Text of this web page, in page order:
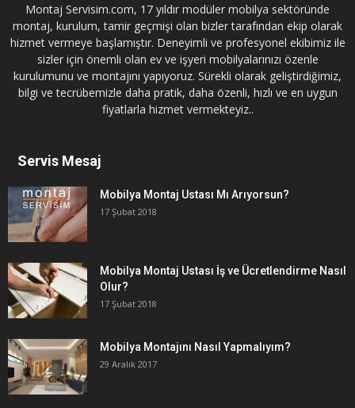
Montaj Servisim.com, 17 yıldır modüler mobilya sektöründe
montaj, kurulum, tamir geçmişi olan bizler tarafından ekip olarak
hizmet vermeye başlamıştır. Deneyimli ve profesyonel ekibimiz ile
sizler için önemli olan ev ve işyeri mobilyalarınızı özenle
kurulumunu ve montajını yapıyoruz. Sürekli olarak geliştirdiğimiz,
bilgi ve tecrübemizle daha pratik, daha özenli, hızlı ve en uygun
fiyatlarla hizmet vermekteyiz..
Servis Mesaj
Mobilya Montaj Ustası Mı Arıyorsun?
17 Şubat 2018
Mobilya Montaj Ustası İş ve Ücretlendirme Nasıl
Olur?
17 Şubat 2018
Mobilya Montajını Nasıl Yapmalıyım?
29 Aralık 2017